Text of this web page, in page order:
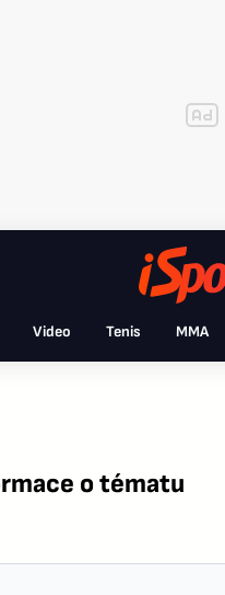
Video Tenis MMA
o tématu